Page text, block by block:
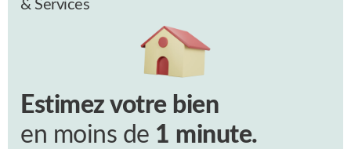
& Services
Estimez votre bien
en moins de 1 minute.